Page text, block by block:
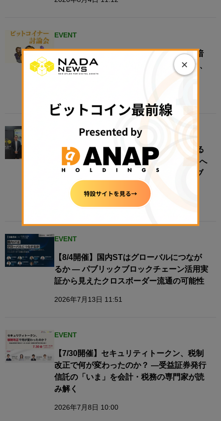
EVENT
＜7月22日 イベント開催＞金商法時代の暗
号資産市場を考える──法改正成立を受け、
ビットコイナーが制度の未来を討論
“地域”をオンチェーン化すると何が変わる
のか──地方創生は、リアルな経済圏接続へ​
【N.Avenue club 3期11回ラウンドテーブ
ル・レポート】
2026年7月21日 11:00
EVENT
【8/4開催】国内STはグローバルにつなが
るか — パブリックブロックチェーン活用実
証から見えたクロスボーダー流通の可能性
2026年7月13日 11:51
EVENT
【7/30開催】セキュリティトークン、税制
改正で何が変わったのか？ ―受益証券発行
信託の「いま」を会計・税務の専門家が読
み解く
2026年7月8日 10:00
×